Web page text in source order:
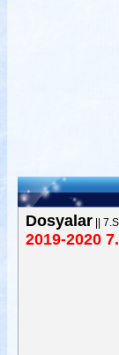
Dosyalar||
2019-2020